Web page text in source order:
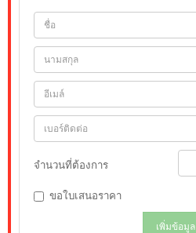
จำนวนที่ต้องการ
ขอใบเสนอราคา
เพิ่มข้อมูล